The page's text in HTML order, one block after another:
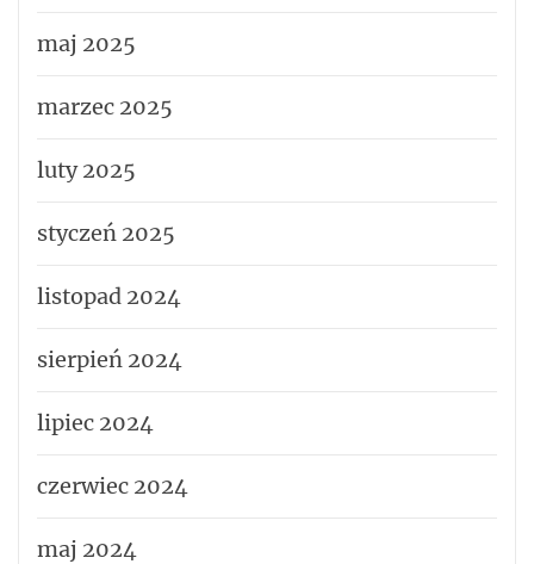
maj 2025
marzec 2025
luty 2025
styczeń 2025
listopad 2024
sierpień 2024
lipiec 2024
czerwiec 2024
maj 2024